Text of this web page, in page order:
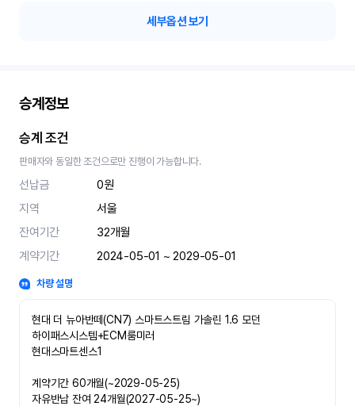
세부옵션 보기
승계정보
승계 조건
판매자와 동일한 조건으로만 진행이 가능합니다.
선납금
0원
지역
서울
잔여기간
32개월
계약기간
2024-05-01 ~ 2029-05-01
차량 설명
현대 더 뉴아반떼(CN7) 스마트스트림 가솔린 1.6 모던
하이패스시스템+ECM룸미러
현대스마트센스1
계약기간 60개월(~2029-05-25)
자유반납 잔여 24개월(2027-05-25~)